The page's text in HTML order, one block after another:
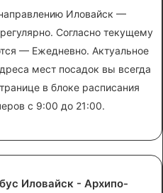
Иловайск —
Согласно текущему
— Ежедневно. Актуальное
мест посадок вы всегда
в блоке расписания
с 9:00 до 21:00.
Иловайск - Архипо-